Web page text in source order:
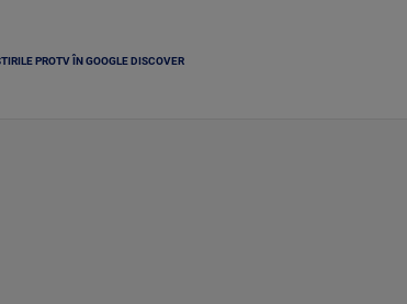
PROTV ÎN GOOGLE DISCOVER